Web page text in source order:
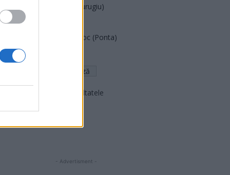
Partidul Patrioților (Surugiu)
FAR (Coarnă)
România pe Primul Loc (Ponta)
Altul
Arată rezultatele
- Advertisment -